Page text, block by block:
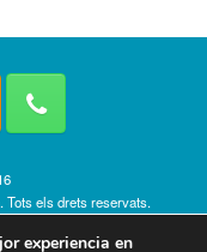
. Tots els drets reservats.
experiencia en